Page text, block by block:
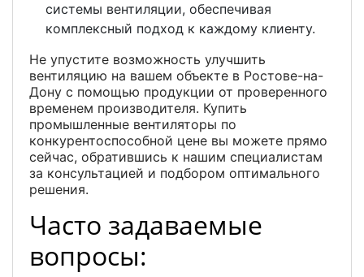
системы вентиляции, обеспечивая
комплексный подход к каждому клиенту.
Не упустите возможность улучшить
вентиляцию на вашем объекте в Ростове-на-
Дону с помощью продукции от проверенного
временем производителя. Купить
промышленные вентиляторы по
конкурентоспособной цене вы можете прямо
сейчас, обратившись к нашим специалистам
за консультацией и подбором оптимального
решения.
Часто задаваемые
вопросы: